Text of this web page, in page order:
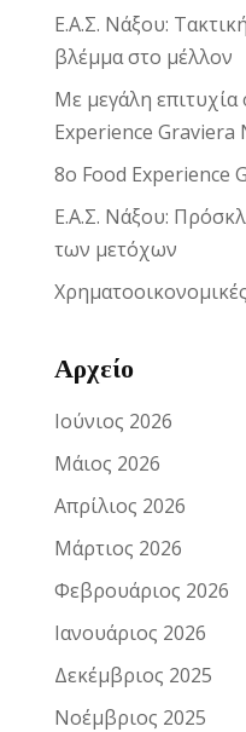
Ε.Α.Σ. Νάξου:
βλέμμα στο μέλλον
Με μεγάλη
Experience Graviera
8ο Food Experience
Ε.Α.Σ. Νάξου:
των μετόχων
Αρχείο
Ιούνιος 2026
Μάιος 2026
Απρίλιος 2026
Μάρτιος 2026
Φεβρουάριος 2026
Ιανουάριος 2026
Δεκέμβριος 2025
Νοέμβριος 2025